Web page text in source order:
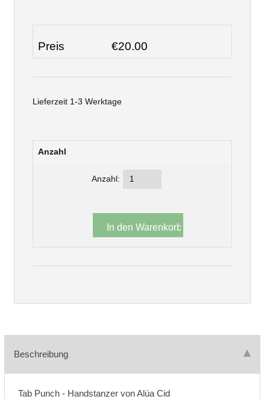
Preis €20.00
Lieferzeit 1-3 Werktage
Anzahl
Anzahl:
Beschreibung
Tab Punch - Handstanzer von Alúa Cid